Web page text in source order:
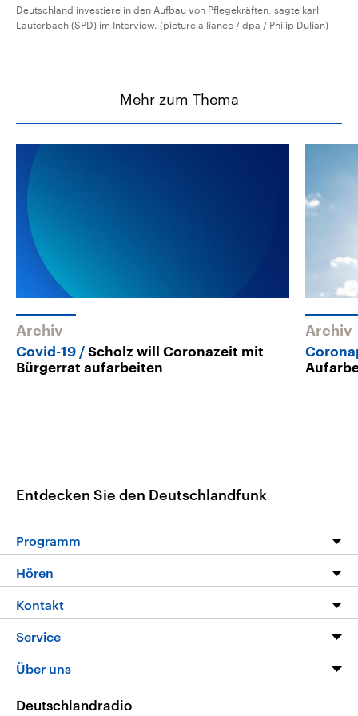
Deutschland investiere in den Aufbau von Pflegekräften, sagte karl
Lauterbach (SPD) im Interview. (picture alliance / dpa / Philip Dulian)
Mehr zum Thema
Archiv
Covid-19
Scholz will Coronazeit mit
Bürgerrat aufarbeiten
Archiv
Entdecken Sie den Deutschlandfunk
Programm
Programm
Die Nachrichten
Nachrichtenleicht
Neue Beiträge auf dlf.de
Hören
Livestream
Podcasts
Deutschlandfunk App
Nachrichten App
Kontakt
Hörerservice
Service
FAQ
Über uns
Deutschlandradio